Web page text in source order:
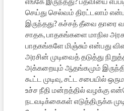
செய்து செல்வம் திரட்டலாம்
இருந்தது? கச்சத் தீவை தாரை
சாதக, பாதகங்களை மாநில
பாதகங்களே மிஞ்சும் என்பது
அரசின் முடிவைத் தடுத்து
அக்கறையும் ஆதங்கமும்
கூட்ட முடிவு, சட்ட சபையில்
உச்ச நீதி மன்றத்தில் வழக்கு
நடவடிக்கைகள் எடுத்திருக்க